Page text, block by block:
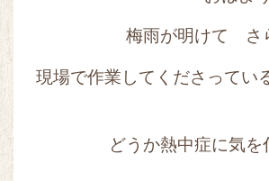
梅雨が明けて さ
現場で作業してくださってい
どうか熱中症に気